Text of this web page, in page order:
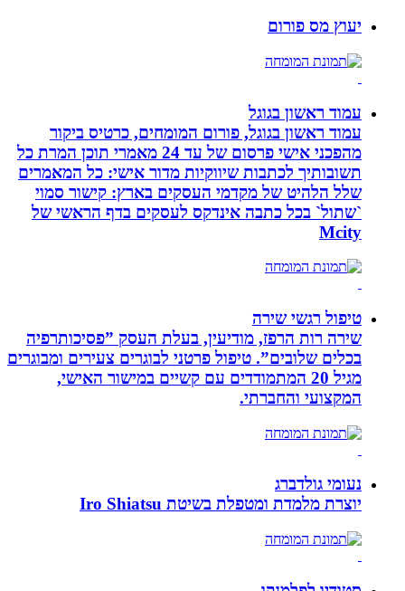
יעוץ מס פורום
עמוד ראשון בגוגל
עמוד ראשון בגוגל, פורום המומחים, כרטיס ביקור
מהפכני אישי פרסום של עד 24 מאמרי תוכן המרת כל
תשובותיך לכתבות שיווקיות מדור אישי: כל המאמרים
שלל הלהיט של מקדמי העסקים בארץ: קישור סמוי
`שתול` בכל כתבה אינדקס לעסקים בדף הראשי של
Mcity
טיפול רגשי שירה
שירה רות הרפז, מודיעין, בעלת העסק ”פסיכותרפיה
בכלים שלובים”. טיפול פרטני לבוגרים צעירים ומבוגרים
מגיל 20 המתמודדים עם קשיים במישור האישי,
המקצועי והחברתי.
נעומי גולדברג
יוצרת מלמדת ומטפלת בשיטת Iro Shiatsu